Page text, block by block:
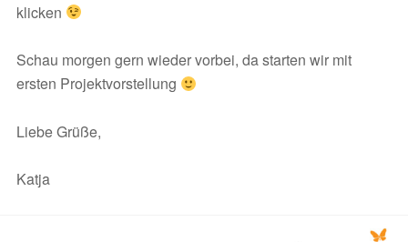
klicken
Schau morgen gern wieder vorbei, da starten wir mit
ersten Projektvorstellung
Liebe Grüße,
Katja